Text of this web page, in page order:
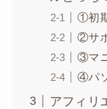
①初
②サ
③マ
④パ
アフィリ